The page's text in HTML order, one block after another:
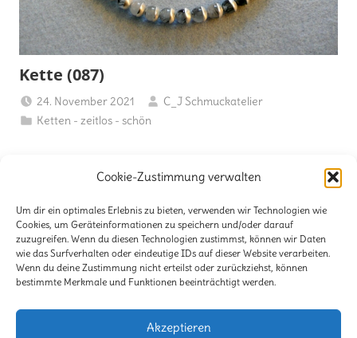
Cookie-Zustimmung verwalten
Um dir ein optimales Erlebnis zu bieten, verwenden wir Technologien wie
Cookies, um Geräteinformationen zu speichern und/oder darauf
zuzugreifen. Wenn du diesen Technologien zustimmst, können wir Daten
wie das Surfverhalten oder eindeutige IDs auf dieser Website verarbeiten.
Wenn du deine Zustimmung nicht erteilst oder zurückziehst, können
bestimmte Merkmale und Funktionen beeinträchtigt werden.
Akzeptieren
Kette (087)
24. November 2021
C_J Schmuckatelier
Ketten - zeitlos - schön
Weiterlesen
Kontakt
Haftungsausschluß